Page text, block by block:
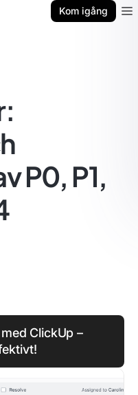
Kom igång
P0, P1,
ClickUp –